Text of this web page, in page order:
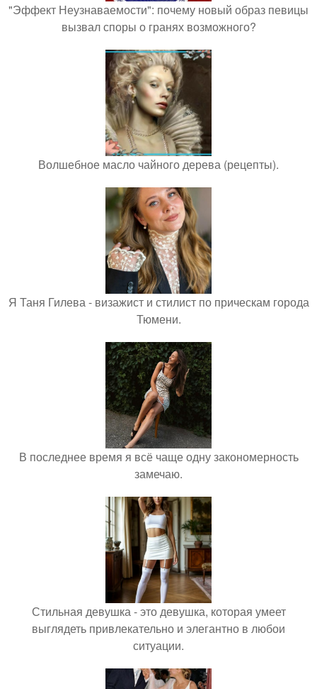
"Эффект Неузнаваемости": почему новый образ певицы
вызвал споры о гранях возможного?
Волшебное масло чайного дерева (рецепты).
Я Таня Гилева - визажист и стилист по прическам города
Тюмени.
В последнее время я всё чаще одну закономерность
замечаю.
Стильная девушка - это девушка, которая умеет
выглядеть привлекательно и элегантно в любои
ситуации.